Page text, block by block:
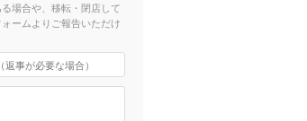
場合や、移転・閉店して
ームよりご報告いただけ